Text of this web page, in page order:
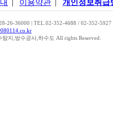
| 이용약관 | 개인정보취급
26-36000 | TEL.02-352-4688 / 02-352-5927
지,방수공사,하수도 All rights Reserved.